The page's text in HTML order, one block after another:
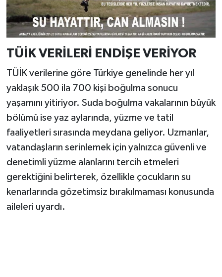
TÜİK VERİLERİ ENDİŞE VERİYOR
TÜİK verilerine göre Türkiye genelinde her yıl
yaklaşık 500 ila 700 kişi boğulma sonucu
yaşamını yitiriyor. Suda boğulma vakalarının büyük
bölümü ise yaz aylarında, yüzme ve tatil
faaliyetleri sırasında meydana geliyor. Uzmanlar,
vatandaşların serinlemek için yalnızca güvenli ve
denetimli yüzme alanlarını tercih etmeleri
gerektiğini belirterek, özellikle çocukların su
kenarlarında gözetimsiz bırakılmaması konusunda
aileleri uyardı.